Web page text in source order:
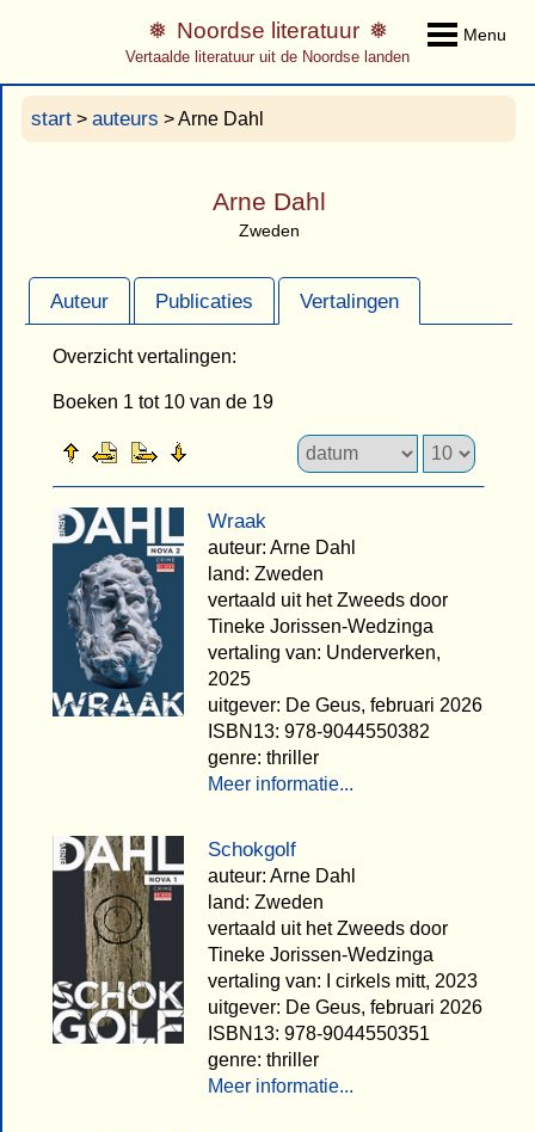
Menu
Noordse literatuur
Vertaalde literatuur uit de Noordse landen
start > auteurs > Arne Dahl
Arne Dahl
Zweden
Auteur Publicaties Vertalingen
Overzicht vertalingen:
Boeken 1 tot 10 van de 19
Wraak
auteur: Arne Dahl
land: Zweden
vertaald uit het Zweeds door
Tineke Jorissen-Wedzinga
vertaling van: Underverken,
2025
uitgever: De Geus, februari 2026
ISBN13: 978-9044550382
genre: thriller
Meer informatie...
Schokgolf
auteur: Arne Dahl
land: Zweden
vertaald uit het Zweeds door
Tineke Jorissen-Wedzinga
vertaling van: I cirkels mitt, 2023
uitgever: De Geus, februari 2026
ISBN13: 978-9044550351
genre: thriller
Meer informatie...